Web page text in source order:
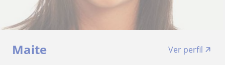
Maite
Ver perfil